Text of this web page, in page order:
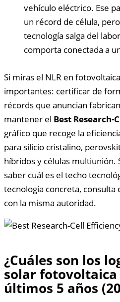
vehículo eléctrico. Ese
un récord de célula,
tecnología salga del
comporta conectada a
Si miras el NLR en
importantes: certificar de
récords que anuncian
mantener el Best Research-
gráfico que recoge la
para silicio cristalino,
híbridos y células multiunión.
saber cuál es el techo
tecnología concreta, consulta
con la misma autoridad.
¿Cuáles son los
solar fotovoltaica
últimos 5 años